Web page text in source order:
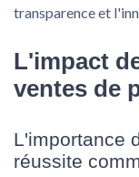
transparence et
L'impact
ventes de
L'importance
réussite